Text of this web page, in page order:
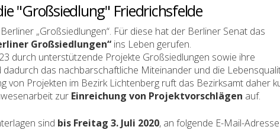
"Großsiedlung" Friedrichsfelde
„Großsiedlungen“. Für diese hat der Berliner Senat das
Großsiedlungen“ ins Leben gerufen.
durch unterstützende Projekte Großsiedlungen sowie ihre
das nachbarschaftliche Miteinander und die
von Projekten im Bezirk Lichtenberg ruft das Bezirksamt daher
zur Einreichung von Projektvorschlägen auf.
sind bis Freitag 3. Juli 2020, an folgende E-Mail-